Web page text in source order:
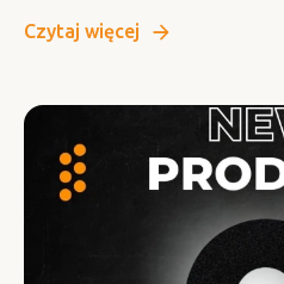
Czytaj więcej